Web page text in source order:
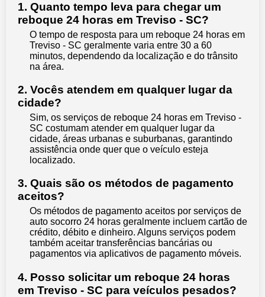
1. Quanto tempo leva para chegar um
reboque 24 horas em Treviso - SC?
O tempo de resposta para um reboque 24 horas em
Treviso - SC geralmente varia entre 30 a 60
minutos, dependendo da localização e do trânsito
na área.
2. Vocês atendem em qualquer lugar da
cidade?
Sim, os serviços de reboque 24 horas em Treviso -
SC costumam atender em qualquer lugar da
cidade, áreas urbanas e suburbanas, garantindo
assistência onde quer que o veículo esteja
localizado.
3. Quais são os métodos de pagamento
aceitos?
Os métodos de pagamento aceitos por serviços de
auto socorro 24 horas geralmente incluem cartão de
crédito, débito e dinheiro. Alguns serviços podem
também aceitar transferências bancárias ou
pagamentos via aplicativos de pagamento móveis.
4. Posso solicitar um reboque 24 horas
em Treviso - SC para veículos pesados?